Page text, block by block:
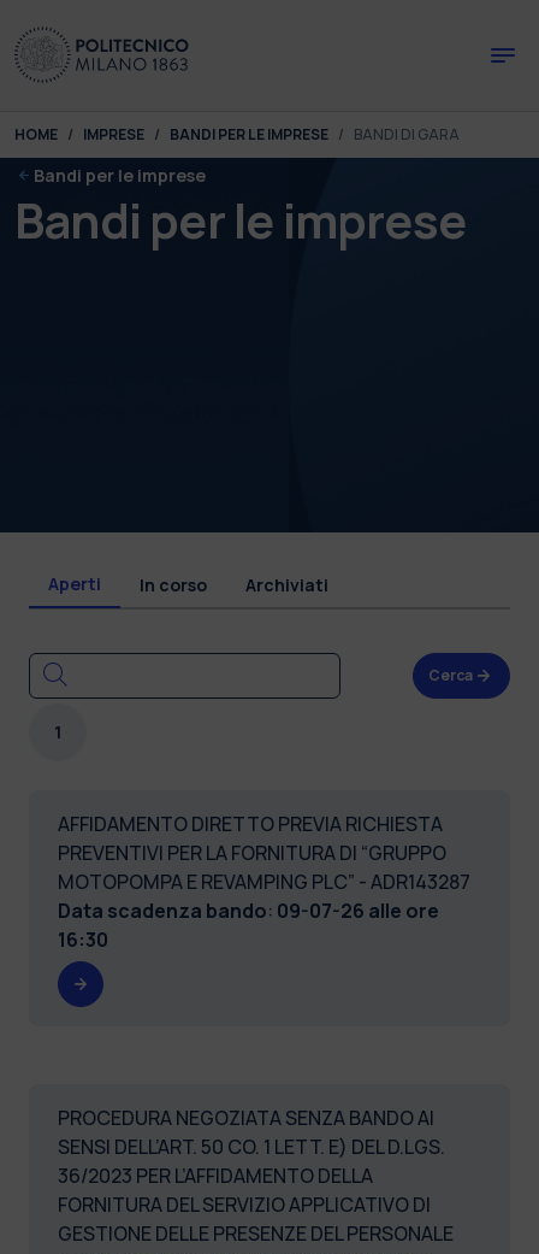
You are here:
HOME IMPRESE BANDI PER LE IMPRESE BANDI DI GARA
Bandi per le imprese
Bandi per le imprese
Aperti In corso Archiviati
Cerca
1
AFFIDAMENTO DIRETTO PREVIA RICHIESTA
PREVENTIVI PER LA FORNITURA DI “GRUPPO
MOTOPOMPA E REVAMPING PLC” - ADR143287
Data scadenza bando: 09-07-26 alle ore
16:30
PROCEDURA NEGOZIATA SENZA BANDO AI
SENSI DELL’ART. 50 CO. 1 LETT. E) DEL D.LGS.
36/2023 PER L’AFFIDAMENTO DELLA
FORNITURA DEL SERVIZIO APPLICATIVO DI
GESTIONE DELLE PRESENZE DEL PERSONALE